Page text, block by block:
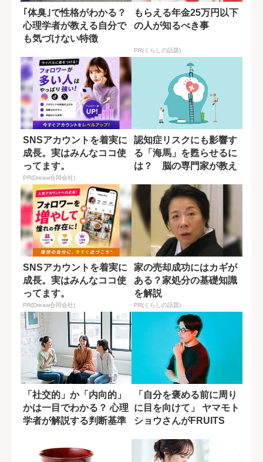
｢体臭｣で性格がわかる？
心理学者が教える自分で
も気づけない特徴
もらえる年金25万円以下
の人が知るべき事
PR(くらしの話題)
SNSアカウントを着実に
成長。実はみんなココ使
ってます。
PR(Dreaw合同会社)
認知症リスクにも影響す
る「海馬」を甦らせるに
は？ 脳の専門家が教え
SNSアカウントを着実に
成長。実はみんなココ使
ってます。
PR(Dreaw合同会社)
家の売却成功にはカギが
ある？家処分の基礎知識
を解説
PR(くらしの話題)
「社交的」か「内向的」
かは一目でわかる？ 心理
学者が解説する判断基準
「自分を褒める前に周り
に目を向けて」 ヤマモト
ショウさんがFRUITS